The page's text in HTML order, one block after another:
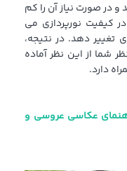
و در صورت نیاز آن را کم
کیفیت نورپردازی می
تغییر دهد. در نتیجه،
شما از این نظر آماده
دارد.
عکاسی عروسی و